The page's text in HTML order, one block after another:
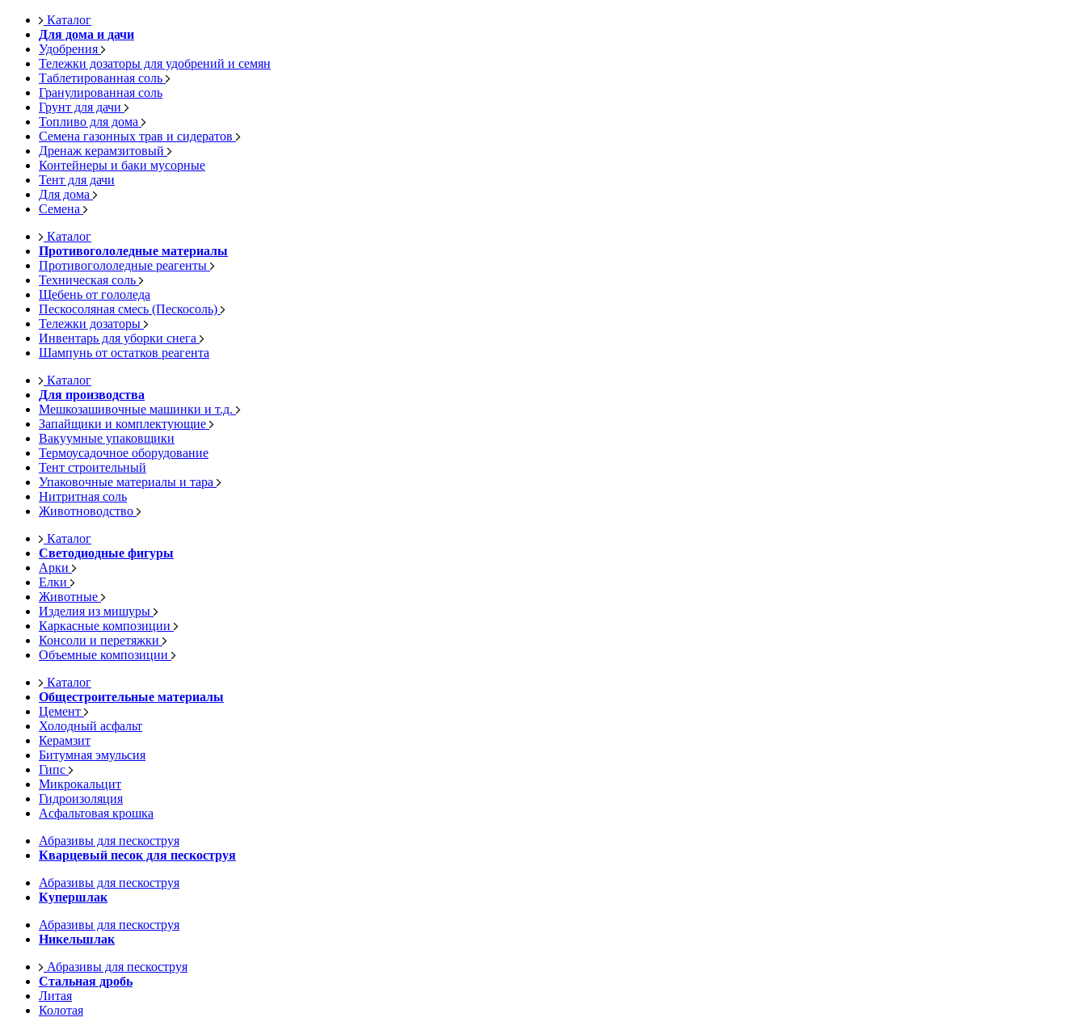
Каталог
Для дома и дачи
Удобрения
Тележки дозаторы для удобрений и семян
Таблетированная соль
Гранулированная соль
Грунт для дачи
Топливо для дома
Семена газонных трав и сидератов
Дренаж керамзитовый
Контейнеры и баки мусорные
Тент для дачи
Для дома
Семена
Каталог
Противогололедные материалы
Противогололедные реагенты
Техническая соль
Щебень от гололеда
Пескосоляная смесь (Пескосоль)
Тележки дозаторы
Инвентарь для уборки снега
Шампунь от остатков реагента
Каталог
Для производства
Мешкозашивочные машинки и т.д.
Запайщики и комплектующие
Вакуумные упаковщики
Термоусадочное оборудование
Тент строительный
Упаковочные материалы и тара
Нитритная соль
Животноводство
Каталог
Светодиодные фигуры
Арки
Елки
Животные
Изделия из мишуры
Каркасные композиции
Консоли и перетяжки
Объемные композиции
Каталог
Общестроительные материалы
Цемент
Холодный асфальт
Керамзит
Битумная эмульсия
Гипс
Микрокальцит
Гидроизоляция
Асфальтовая крошка
Абразивы для пескоструя
Кварцевый песок для пескоструя
Абразивы для пескоструя
Купершлак
Абразивы для пескоструя
Никельшлак
Абразивы для пескоструя
Стальная дробь
Литая
Колотая